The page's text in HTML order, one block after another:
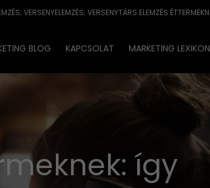
BLOG KAPCSOLAT MARKETING LEXIKON
így